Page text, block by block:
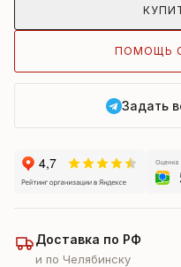
ПОМОЩЬ
Задать
Доставка по РФ
и по Челябинску